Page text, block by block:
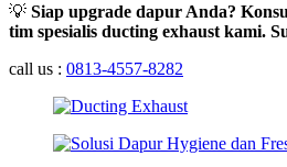
💡 Siap upgrade dapur Anda?
tim spesialis ducting exhaust kami.
call us : 0813-4557-8282